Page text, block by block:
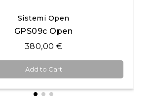
Quick View
Sistemi Open
GPS09c Open
380,00 €
Add to Cart